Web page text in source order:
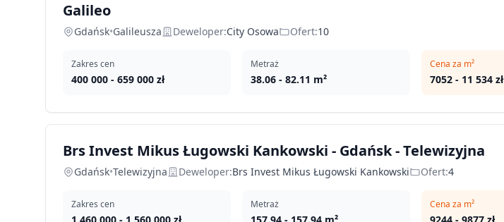
Galileo
Gdańsk•Galileusza Deweloper:City Osowa Ofert:10
Zakres cen
400 000 - 659 000 zł
Metraż
38.06 - 82.11 m²
Cena za m²
7052 - 11 534 zł
Brs Invest Mikus Ługowski Kankowski - Gdańsk - Telewizyjna
Gdańsk•Telewizyjna Deweloper:Brs Invest Mikus Ługowski Kankowski Ofert:4
Zakres cen Metraż Cena za m²